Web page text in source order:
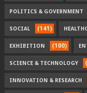
POLITICS & GOVERNMENT
SOCIAL (141)
EXHIBITION (100)
SCIENCE & TECHNOLOGY
INNOVATION & RESEARCH